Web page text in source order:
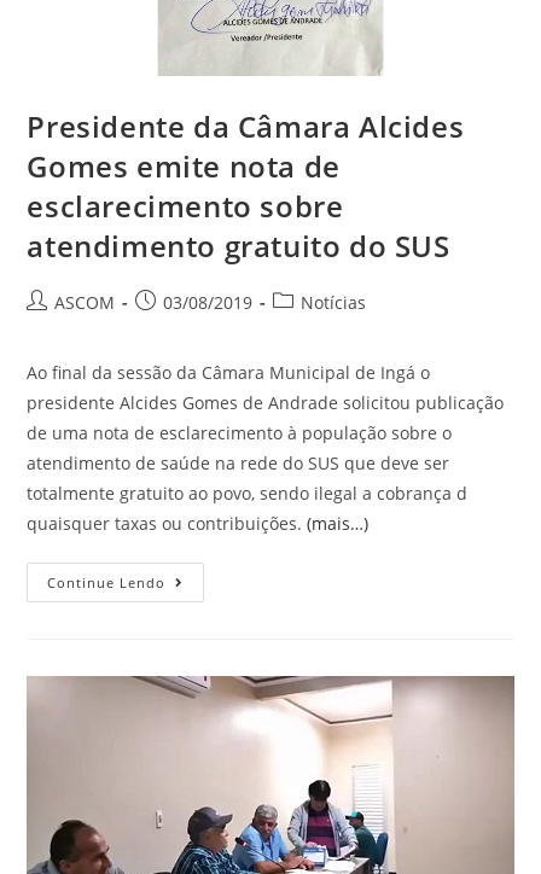
Presidente da Câmara Alcides
Gomes emite nota de
esclarecimento sobre
atendimento gratuito do SUS
ASCOM 03/08/2019 Notícias
Ao final da sessão da Câmara Municipal de Ingá o
presidente Alcides Gomes de Andrade solicitou publicação
de uma nota de esclarecimento à população sobre o
atendimento de saúde na rede do SUS que deve ser
totalmente gratuito ao povo, sendo ilegal a cobrança d
quaisquer taxas ou contribuições.(mais…)
Continue Lendo